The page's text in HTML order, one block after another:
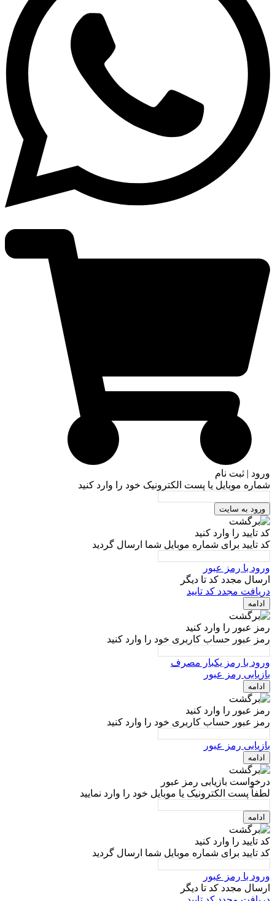
ورود | ثبت نام
شماره موبایل یا پست الکترونیک خود را وارد کنید
ورود به سایت
کد تایید را وارد کنید
کد تایید برای شماره موبایل شما ارسال گردید
ورود با رمز عبور
ارسال مجدد کد تا دیگر
دریافت مجدد کد تایید
ادامه
رمز عبور را وارد کنید
رمز عبور حساب کاربری خود را وارد کنید
ورود با رمز یکبار مصرف
بازیابی رمز عبور
ادامه
رمز عبور را وارد کنید
رمز عبور حساب کاربری خود را وارد کنید
بازیابی رمز عبور
ادامه
درخواست بازیابی رمز عبور
لطفاً پست الکترونیک یا موبایل خود را وارد نمایید
ادامه
کد تایید را وارد کنید
کد تایید برای شماره موبایل شما ارسال گردید
ورود با رمز عبور
ارسال مجدد کد تا دیگر